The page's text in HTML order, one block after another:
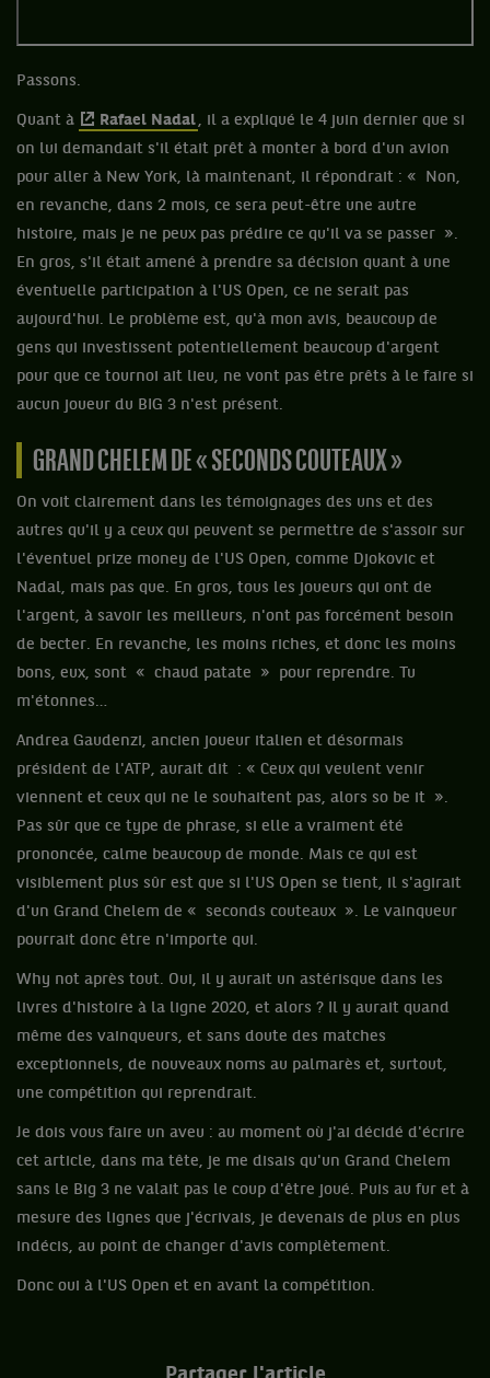
Passons.
Quant à Rafael Nadal, il a expliqué le 4 juin dernier que si
on lui demandait s'il était prêt à monter à bord d'un avion
pour aller à New York, là maintenant, il répondrait : « Non,
en revanche, dans 2 mois, ce sera peut-être une autre
histoire, mais je ne peux pas prédire ce qu'il va se passer ».
En gros, s'il était amené à prendre sa décision quant à une
éventuelle participation à l'US Open, ce ne serait pas
aujourd'hui. Le problème est, qu'à mon avis, beaucoup de
gens qui investissent potentiellement beaucoup d'argent
pour que ce tournoi ait lieu, ne vont pas être prêts à le faire si
aucun joueur du BIG 3 n'est présent.
GRAND CHELEM DE « SECONDS COUTEAUX »
On voit clairement dans les témoignages des uns et des
autres qu'il y a ceux qui peuvent se permettre de s'assoir sur
l'éventuel prize money de l'US Open, comme Djokovic et
Nadal, mais pas que. En gros, tous les joueurs qui ont de
l'argent, à savoir les meilleurs, n'ont pas forcément besoin
de becter. En revanche, les moins riches, et donc les moins
bons, eux, sont « chaud patate » pour reprendre. Tu
m'étonnes…
Andrea Gaudenzi, ancien joueur italien et désormais
président de l'ATP, aurait dit : « Ceux qui veulent venir
viennent et ceux qui ne le souhaitent pas, alors so be it ».
Pas sûr que ce type de phrase, si elle a vraiment été
prononcée, calme beaucoup de monde. Mais ce qui est
visiblement plus sûr est que si l'US Open se tient, il s'agirait
d'un Grand Chelem de « seconds couteaux ». Le vainqueur
pourrait donc être n'importe qui.
Why not après tout. Oui, il y aurait un astérisque dans les
livres d'histoire à la ligne 2020, et alors ? Il y aurait quand
même des vainqueurs, et sans doute des matches
exceptionnels, de nouveaux noms au palmarès et, surtout,
une compétition qui reprendrait.
Je dois vous faire un aveu : au moment où j'ai décidé d'écrire
cet article, dans ma tête, je me disais qu'un Grand Chelem
sans le Big 3 ne valait pas le coup d'être joué. Puis au fur et à
mesure des lignes que j'écrivais, je devenais de plus en plus
indécis, au point de changer d'avis complètement.
Donc oui à l'US Open et en avant la compétition.